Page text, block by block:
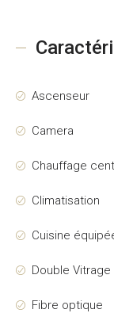
Ascenseur
Camera
Chauffage
Climatisation
Cuisine
Double Vitrage
Fibre optique